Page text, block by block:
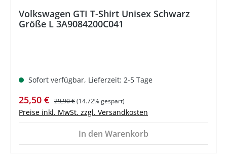
Volkswagen GTI T-Shirt Unisex Schwarz
Größe L 3A9084200C041
Sofort verfügbar, Lieferzeit: 2-5 Tage
Verkaufspreis:
25,50 € Regulärer Preis:
29,90 €(14.72% gespart)
Preise inkl. MwSt. zzgl. Versandkosten
In den Warenkorb